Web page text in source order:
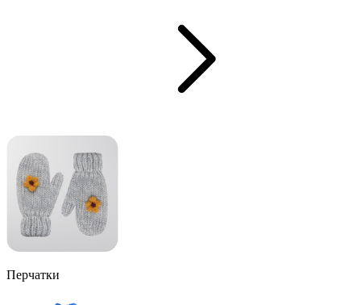
Перчатки